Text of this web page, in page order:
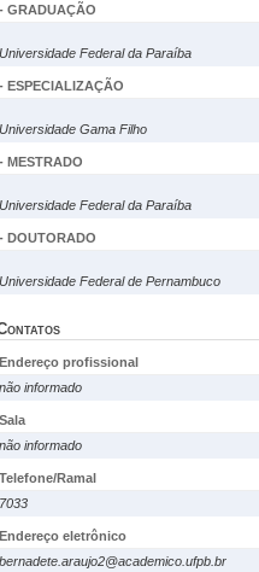
- GRADUAÇÃO
Universidade Federal da Paraíba
- ESPECIALIZAÇÃO
Universidade Gama Filho
- MESTRADO
Universidade Federal da Paraíba
- DOUTORADO
Universidade Federal de Pernambuco
Endereço profissional
não informado
Sala
não informado
Telefone/Ramal
7033
Endereço eletrônico
bernadete.araujo2@academico.ufpb.br